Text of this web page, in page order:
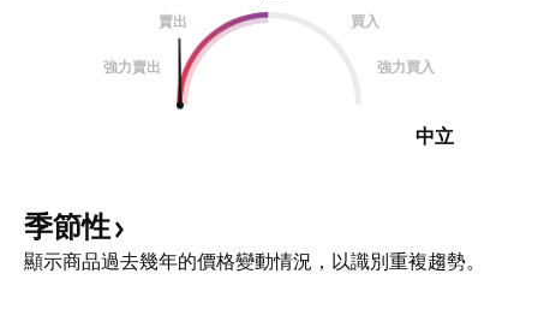
賣出
買入
強力賣出 強力買入
中立
季節性
顯示商品過去幾年的價格變動情況，以識別重複趨勢。